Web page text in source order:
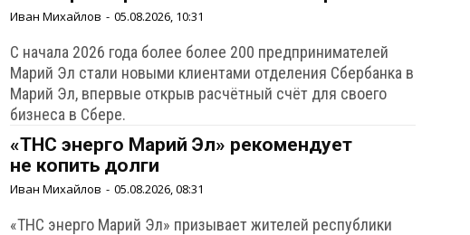
Иван Михайлов - 05.08.2026, 10:31
С начала 2026 года более более 200 предпринимателей
Марий Эл стали новыми клиентами отделения Сбербанка в
Марий Эл, впервые открыв расчётный счёт для своего
бизнеса в Сбере.
«ТНС энерго Марий Эл» рекомендует
не копить долги
Иван Михайлов - 05.08.2026, 08:31
«ТНС энерго Марий Эл» призывает жителей республики